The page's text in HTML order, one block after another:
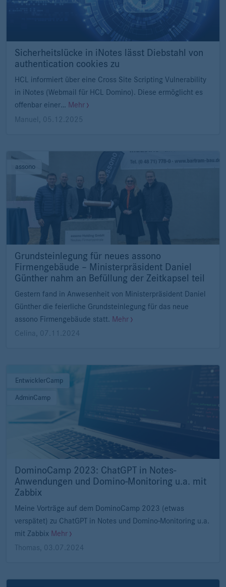
Sicherheitslücke in iNotes lässt Diebstahl von
authentication cookies zu
HCL informiert über eine Cross Site Scripting Vulnerability
in iNotes (Webmail für HCL Domino). Diese ermöglicht es
offenbar einer… Mehr
Manuel
05.12.2025
assono
Grundsteinlegung für neues assono
Firmengebäude – Ministerpräsident Daniel
Günther nahm an Befüllung der Zeitkapsel teil
Gestern fand in Anwesenheit von Ministerpräsident Daniel
Günther die feierliche Grundsteinlegung für das neue
assono Firmengebäude statt. Mehr
Celina, 07.11.2024
EntwicklerCamp
AdminCamp
DominoCamp 2023: ChatGPT in Notes-
Anwendungen und Domino-Monitoring u.a. mit
Zabbix
Meine Vorträge auf dem DominoCamp 2023 (etwas
verspätet) zu ChatGPT in Notes und Domino-Monitoring u.a.
mit Zabbix Mehr
Thomas, 03.07.2024